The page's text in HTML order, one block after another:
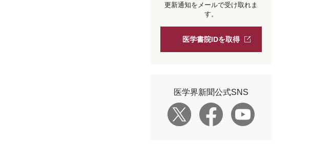
更新通知をメールで受け取れま
す。
医学書院IDを取得
医学界新聞公式SNS